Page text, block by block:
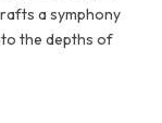
a symphony
the depths of